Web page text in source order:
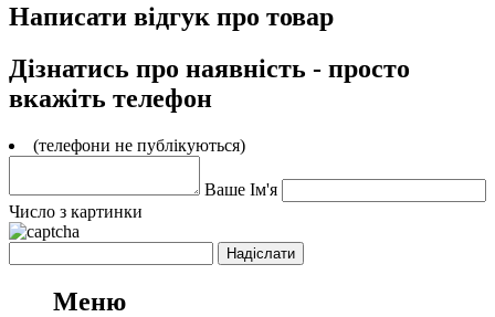
Написати відгук про товар
Дізнатись про наявність - просто
вкажіть телефон
(телефони не публікуються)
Ваше Ім'я
Число з картинки
Меню